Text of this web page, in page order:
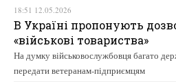
18:51 12.05.2026
В Україні пропонують
«військові товариства»
На думку військовослужбовця багато
передати ветеранам-підприємцям